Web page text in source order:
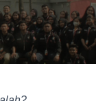
O
N